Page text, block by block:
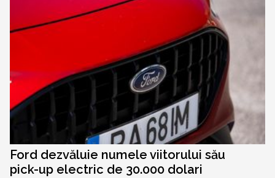
Ford dezvăluie numele viitorului său
pick-up electric de 30.000 dolari